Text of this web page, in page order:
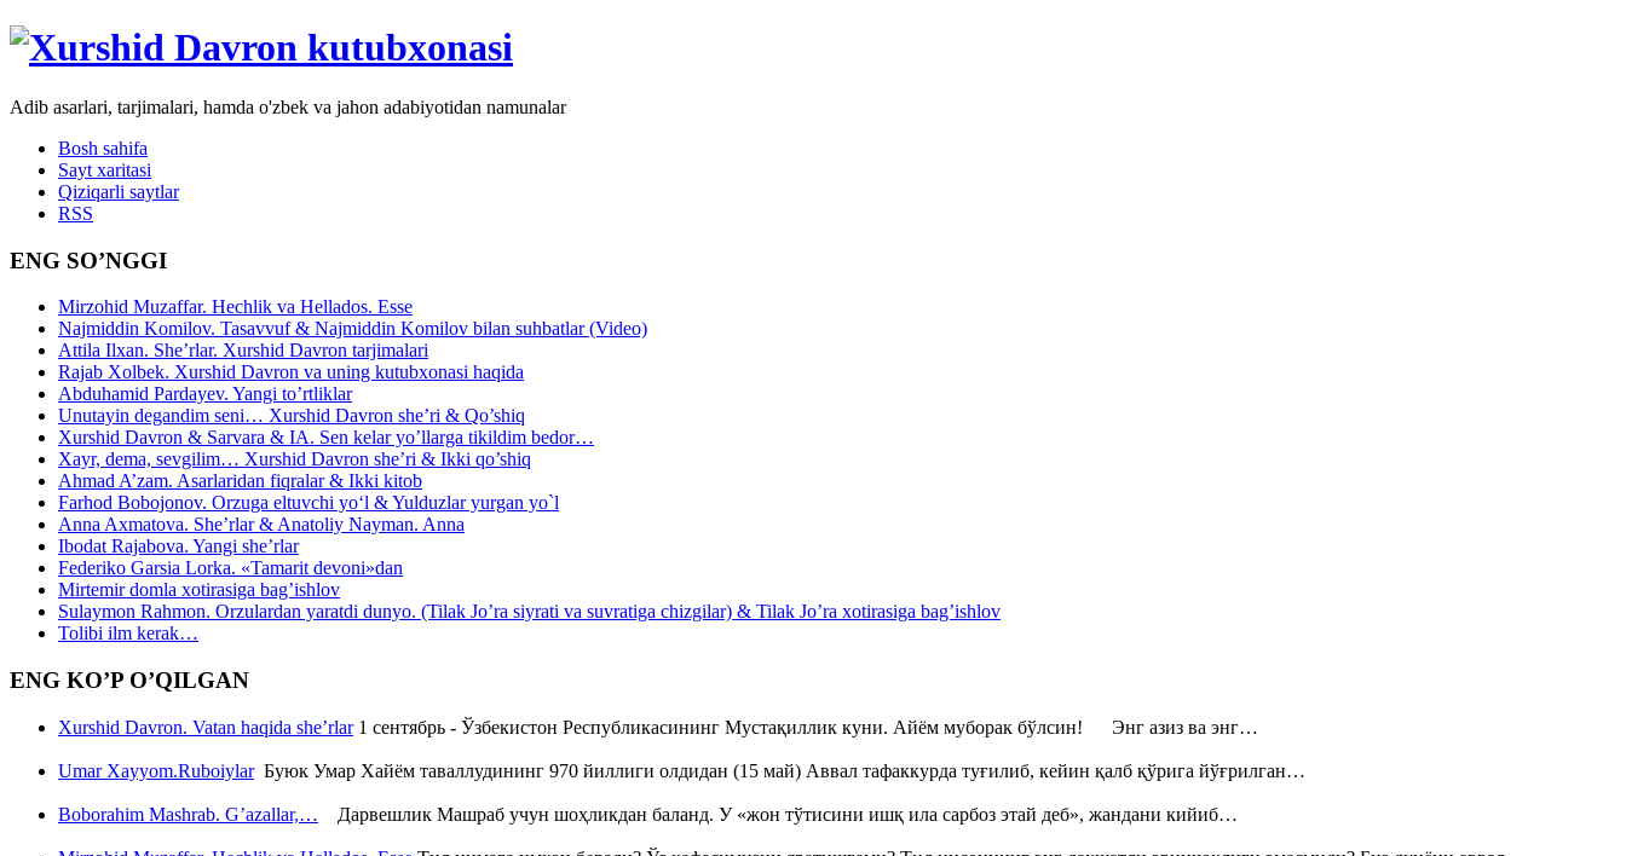
Adib asarlari, tarjimalari, hamda o'zbek va jahon adabiyotidan namunalar
Bosh sahifa
Sayt xaritasi
Qiziqarli saytlar
RSS
ENG SO’NGGI
Mirzohid Muzaffar. Hechlik va Hellados. Esse
Najmiddin Komilov. Tasavvuf & Najmiddin Komilov bilan suhbatlar (Video)
Attila Ilxan. She’rlar. Xurshid Davron tarjimalari
Rajab Xolbek. Xurshid Davron va uning kutubxonasi haqida
Abduhamid Pardayev. Yangi to’rtliklar
Unutayin degandim seni… Xurshid Davron she’ri & Qo’shiq
Xurshid Davron & Sarvara & IA. Sen kelar yo’llarga tikildim bedor…
Xayr, dema, sevgilim… Xurshid Davron she’ri & Ikki qo’shiq
Ahmad A’zam. Asarlaridan fiqralar & Ikki kitob
Farhod Bobojonov. Orzuga eltuvchi yo‘l & Yulduzlar yurgan yo`l
Anna Axmatova. She’rlar & Anatoliy Nayman. Anna
Ibodat Rajabova. Yangi she’rlar
Federiko Garsia Lorka. «Tamarit devoni»dan
Mirtemir domla xotirasiga bag’ishlov
Sulaymon Rahmon. Orzulardan yaratdi dunyo. (Tilak Jo’ra siyrati va suvratiga chizgilar) & Tilak Jo’ra xotirasiga bag’ishlov
Tolibi ilm kerak…
ENG KO’P O’QILGAN
Xurshid Davron. Vatan haqida she’rlar1 сентябрь - Ўзбекистон Республикасининг Мустақиллик куни. Айём муборак бўлсин! Энг азиз ва энг…
Umar Xayyom.RuboiylarБуюк Умар Хайём таваллудининг 970 йиллиги олдидан (15 май) Аввал тафаккурда туғилиб, кейин қалб қўрига йўғрилган…
Boborahim Mashrab. G’azallar,… Дарвешлик Машраб учун шоҳликдан баланд. У «жон тўтисини ишқ ила сарбоз этай деб», жандани кийиб…